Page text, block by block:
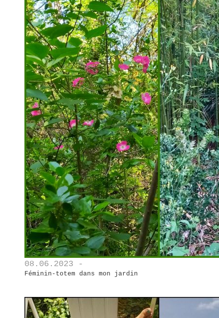
08.06.2023 -
Féminin-totem dans mon jardin